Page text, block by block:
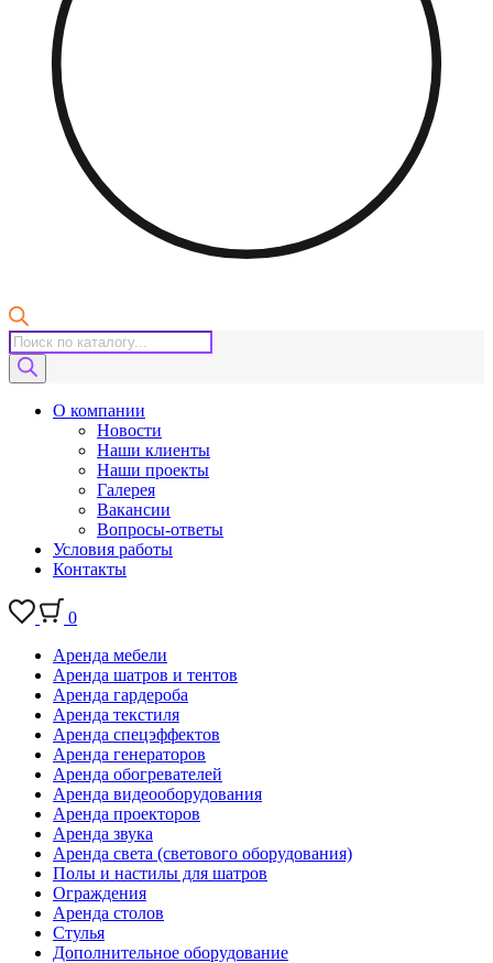
Поиск
товаров
О компании
Новости
Наши клиенты
Наши проекты
Галерея
Вакансии
Вопросы-ответы
Условия работы
Контакты
0
Аренда мебели
Аренда шатров и тентов
Аренда гардероба
Аренда текстиля
Аренда спецэффектов
Аренда генераторов
Аренда обогревателей
Аренда видеооборудования
Аренда проекторов
Аренда звука
Аренда света (светового оборудования)
Полы и настилы для шатров
Ограждения
Аренда столов
Стулья
Дополнительное оборудование